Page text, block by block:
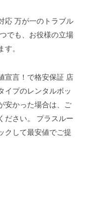
応 万が一のトラブル
でも、お役様の立場
。
宣言！で格安保証 店
イプのレンタルボッ
安かった場合は、ご
さい。
プラスルー
クして最安値でご提